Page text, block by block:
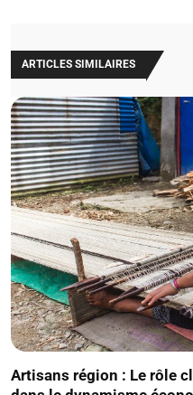
ARTICLES SIMILAIRES
Artisans région : Le rôle